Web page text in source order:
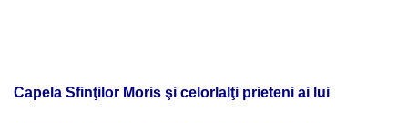
Capela Sfinţilor Moris şi celorlalţi prieteni ai lui